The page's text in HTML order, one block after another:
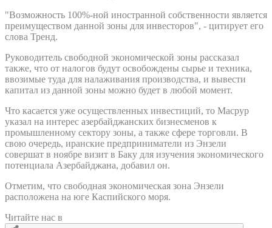
"Возможность 100%-ной иностранной собственности является
преимуществом данной зоны для инвесторов", - цитирует его
слова Тренд.
Руководитель свободной экономической зоны рассказал
также, что от налогов будут освобождены сырье и техника,
ввозимые туда для налаживания производства, и вывести
капитал из данной зоны можно будет в любой момент.
Что касается уже осуществленных инвестиций, то Масрур
указал на интерес азербайджанских бизнесменов к
промышленному сектору зоны, а также сфере торговли. В
свою очередь, иранские предприниматели из Энзели
совершат в ноябре визит в Баку для изучения экономического
потенциала Азербайджана, добавил он.
Отметим, что свободная экономическая зона Энзели
расположена на юге Каспийского моря.
Читайте нас в